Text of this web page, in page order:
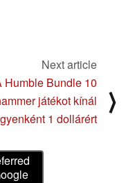
Next article
Humble Bundle 10
játékot kínál
1 dollárért
⟩